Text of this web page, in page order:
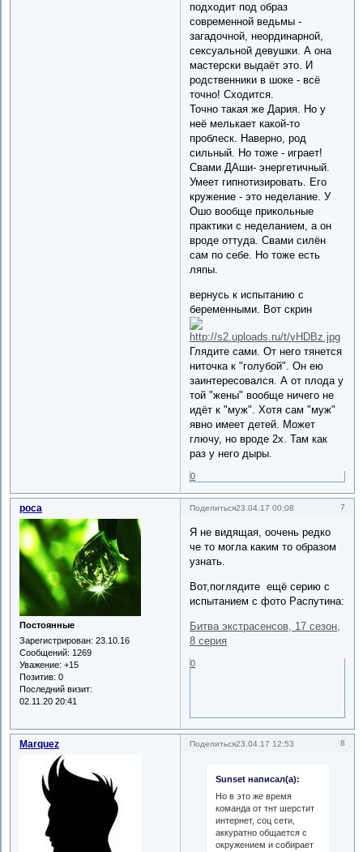
подходит под образ
современной ведьмы -
загадочной, неординарной,
сексуальной девушки. А она
мастерски выдаёт это. И
родственники в шоке - всё
точно! Сходится.
Точно такая же Дария. Но у
неё мелькает какой-то
проблеск. Наверно, род
сильный. Но тоже - играет!
Свами ДАши- энергетичный.
Умеет гипнотизировать. Его
кружение - это неделание. У
Ошо вообще прикольные
практики с неделанием, а он
вроде оттуда. Свами силён
сам по себе. Но тоже есть
ляпы.
вернусь к испытанию с
беременными. Вот скрин
Глядите сами. От него тянется
ниточка к "голубой". Он ею
заинтересовался. А от плода у
той "жены" вообще ничего не
идёт к "муж". Хотя сам "муж"
явно имеет детей. Может
глючу, но вроде 2х. Там как
раз у него дыры.
0
Поделиться 7
23.04.17 00:08
роса
Постоянные
Зарегистрирован: 23.10.16
Сообщений: 1269
Уважение: +15
Позитив: 0
Последний визит:
02.11.20 20:41
Я не видящая, оочень редко
че то могла каким то образом
узнать.
Вот,поглядите ещё серию с
испытанием с фото Распутина:
Битва экстрасенсов, 17 сезон,
8 серия
0
Поделиться 8
23.04.17 12:53
Marquez
Sunset написал(а):
Но в это же время
команда от тнт шерстит
интернет, соц сети,
аккуратно общается с
окружением и собирает